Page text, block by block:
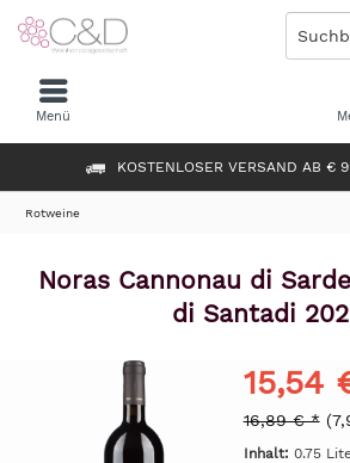
KOSTENLOSER VERSAND AB €
Menü
Rotweine
Noras Cannonau di
di Santadi
15,54
16,89 € *
Inhalt: 0.75